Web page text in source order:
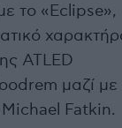
το «Eclipse»,
ATLED
μαζί με
Fatkin.